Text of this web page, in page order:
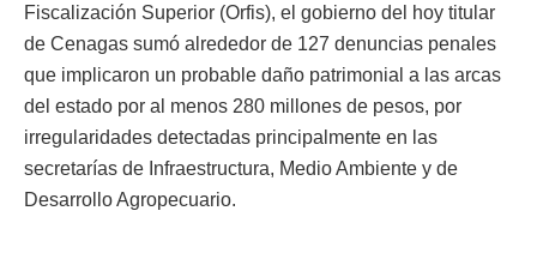
Fiscalización Superior (Orfis), el gobierno del hoy titular
de Cenagas sumó alrededor de 127 denuncias penales
que implicaron un probable daño patrimonial a las arcas
del estado por al menos 280 millones de pesos, por
irregularidades detectadas principalmente en las
secretarías de Infraestructura, Medio Ambiente y de
Desarrollo Agropecuario.